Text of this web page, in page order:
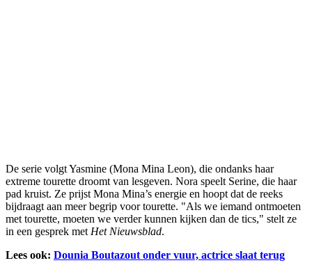
De serie volgt Yasmine (Mona Mina Leon), die ondanks haar
extreme tourette droomt van lesgeven. Nora speelt Serine, die haar
pad kruist. Ze prijst Mona Mina’s energie en hoopt dat de reeks
bijdraagt aan meer begrip voor tourette. "Als we iemand ontmoeten
met tourette, moeten we verder kunnen kijken dan de tics," stelt ze
in een gesprek met Het Nieuwsblad.
Lees ook: Dounia Boutazout onder vuur, actrice slaat terug